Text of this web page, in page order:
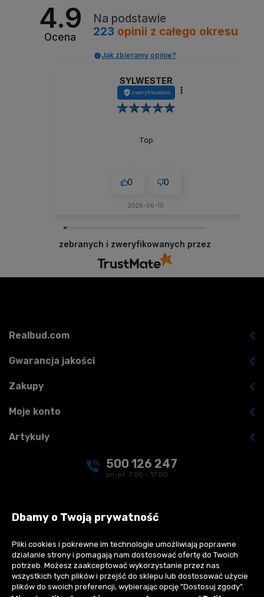
4.9
Ocena
Na podstawie
223 opinii z całego okresu
Jak zbieramy opinie?
SYLWESTER
zweryfikowano
Top
0 0
2026-06-10
zebranych i zweryfikowanych przez
500 126 247
pn-pt. 7:00 - 17:00
Realbud.com
Gwarancja jakości
Zakupy
Moje konto
Artykuły
Płatności:
Dbamy o Twoją prywatność
Pliki cookies i pokrewne im technologie umożliwiają poprawne
działanie strony i pomagają nam dostosować ofertę do Twoich
potrzeb. Możesz zaakceptować wykorzystanie przez nas
wszystkich tych plików i przejść do sklepu lub dostosować użycie
plików do swoich preferencji, wybierając opcję "Dostosuj zgody".